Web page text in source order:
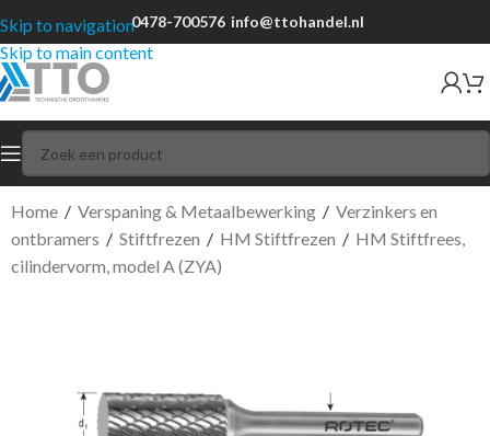
Skip to navigation
Skip to main content
0478-700576 info@ttohandel.nl
Home / Verspaning & Metaalbewerking / Verzinkers en
ontbramers / Stiftfrezen / HM Stiftfrezen / HM Stiftfrees,
cilindervorm, model A (ZYA)